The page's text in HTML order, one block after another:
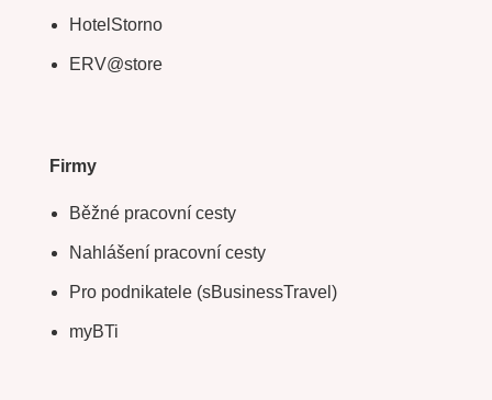
HotelStorno
ERV@store
Firmy
Běžné pracovní cesty
Nahlášení pracovní cesty
Pro podnikatele (sBusinessTravel)
myBTi